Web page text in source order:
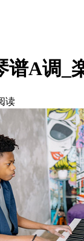
谱A调_
读